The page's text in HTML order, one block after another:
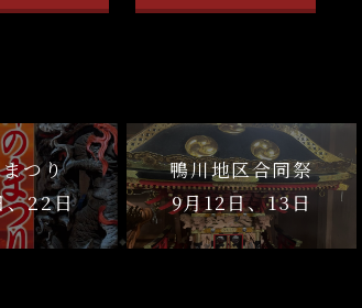
つり
、22日
鴨川地区合同祭
9月12日、13日